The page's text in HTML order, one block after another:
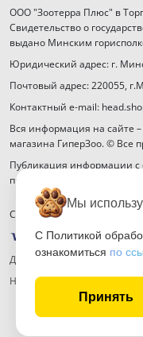
ООО "Зоотерра Плюс" в
Свидетельство о
выдано Минским
Юридический адрес: г.
Почтовый адрес: 220055,
Контактный e-mail:
Вся информация на сайте
магазина ГиперЗоо. © Все
Публикация информации с
правообладателя запрещена.
Способы оплаты
Договор публичной оферты
Настройка файлов cookie
Мы
С Политикой
ознакомиться по
Принять